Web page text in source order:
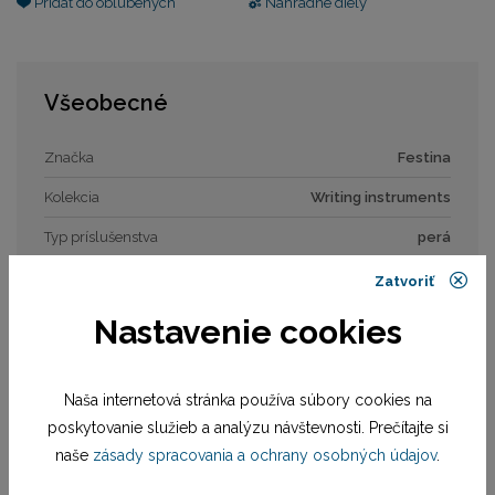
Všeobecné
Značka Festina
Kolekcia Writing instruments
Typ príslušenstva perá
ø 13 / 139 mm
Zatvoriť
Nastavenie cookies
Naša internetová stránka používa súbory cookies na
poskytovanie služieb a analýzu návštevnosti. Prečítajte si
naše zásady spracovania a ochrany osobných údajov.